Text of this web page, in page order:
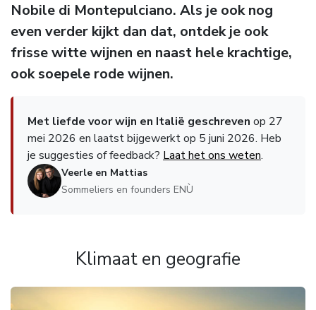
Nobile di Montepulciano. Als je ook nog
even verder kijkt dan dat, ontdek je ook
frisse witte wijnen en naast hele krachtige,
ook soepele rode wijnen.
Met liefde voor wijn en Italië geschreven op 27
mei 2026 en laatst bijgewerkt op 5 juni 2026. Heb
je suggesties of feedback? Laat het ons weten.
Veerle en Mattias
Sommeliers en founders ENÙ
Klimaat en geografie